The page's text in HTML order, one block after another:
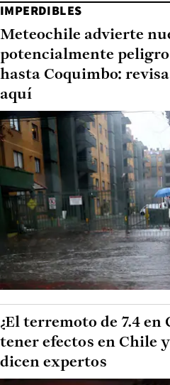
IMPERDIBLES
Meteochile advierte
potencialmente
hasta Coquimbo:
aquí
¿El terremoto de 7.4
tener efectos en Chile
dicen expertos